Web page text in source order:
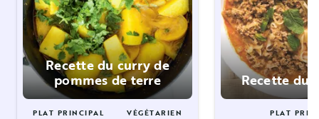
Recette du curry de
pommes de terre
PLAT PRINCIPAL
VÉGÉTARIEN
Recette du
PLAT